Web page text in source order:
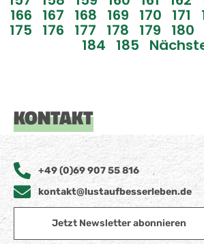
166 167 168 169 170 171
175 176 177 178 179 180
184 185
KONTAKT
+49 (0)69 907 55 816
kontakt@lustaufbesserleben.de
Jetzt Newsletter abonnieren